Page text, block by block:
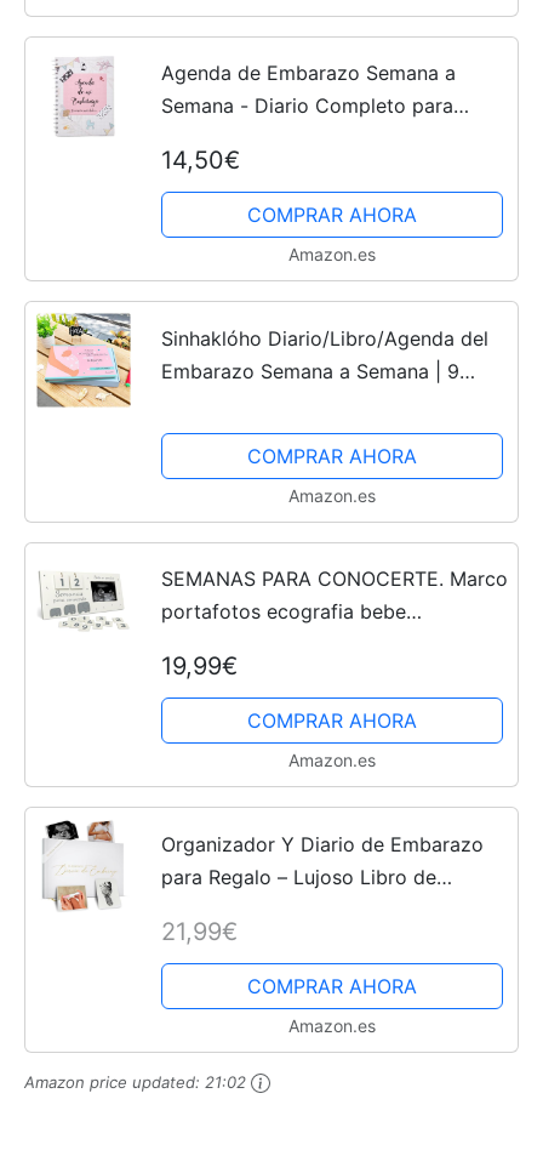
Agenda de Embarazo Semana a
Semana - Diario Completo para
Ideal para la Futura Madre | Tapas
Duras y Encuadernación en...
14,50€
COMPRAR AHORA
Amazon.es
Sinhaklóho Diario/Libro/Agenda del
Embarazo Semana a Semana | 9
Mientras Te Esperaba, Álbum
Embarazadas para Fotos, Ecografías
COMPRAR AHORA
Amazon.es
SEMANAS PARA CONOCERTE. Marco
portafotos ecografia bebe
originales, madre primeriza, anunciar
embarazo abuelos, futuro papá,...
19,99€
COMPRAR AHORA
Amazon.es
Organizador Y Diario de Embarazo
para Regalo – Lujoso Libro de
Incluye Agenda de Embarazo, Álbum
de Recortes, Lista de...
21,99€
COMPRAR AHORA
Amazon.es
Amazon price updated: 21:02